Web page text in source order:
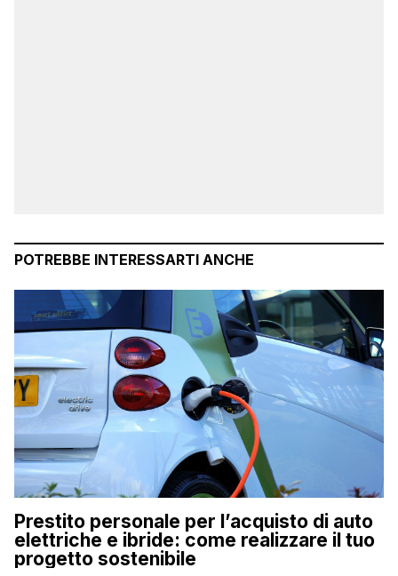
POTREBBE INTERESSARTI ANCHE
Prestito personale per l’acquisto di auto
elettriche e ibride: come realizzare il tuo
progetto sostenibile